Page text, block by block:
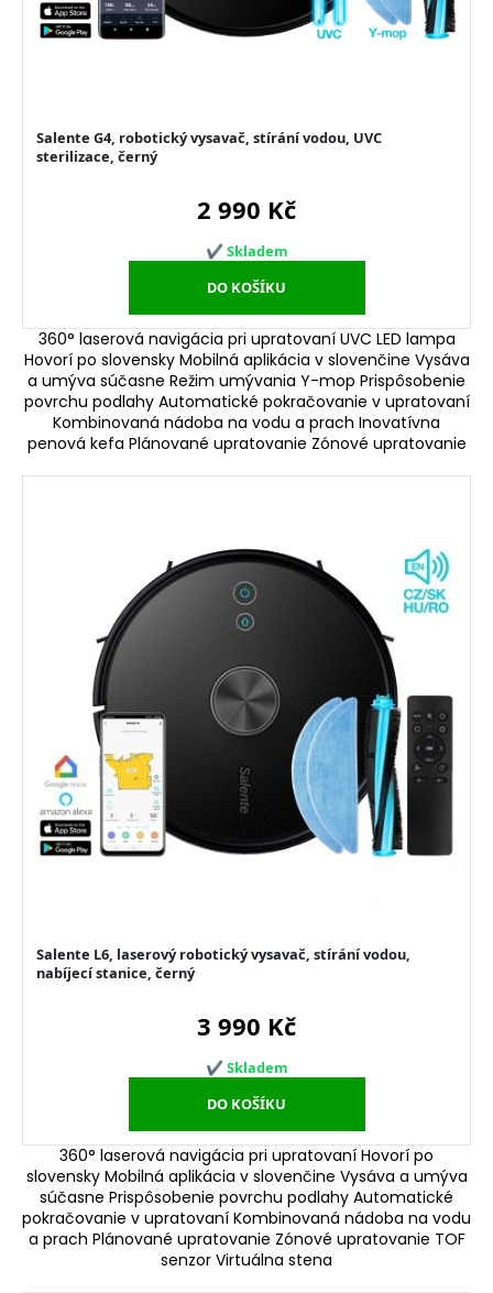
360° laserová navigácia pri upratovaní UVC LED lampa
Hovorí po slovensky Mobilná aplikácia v slovenčine Vysáva
a umýva súčasne Režim umývania Y-mop Prispôsobenie
povrchu podlahy Automatické pokračovanie v upratovaní
Kombinovaná nádoba na vodu a prach Inovatívna
penová kefa Plánované upratovanie Zónové upratovanie
360° laserová navigácia pri upratovaní Hovorí po
slovensky Mobilná aplikácia v slovenčine Vysáva a umýva
súčasne Prispôsobenie povrchu podlahy Automatické
pokračovanie v upratovaní Kombinovaná nádoba na vodu
a prach Plánované upratovanie Zónové upratovanie TOF
senzor Virtuálna stena